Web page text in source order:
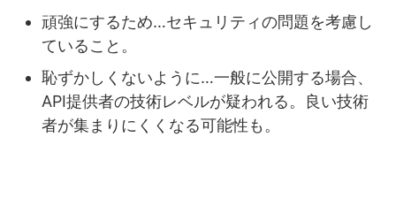
頑強にするため…セキュリティの問題を考慮し
ていること。
恥ずかしくないように…一般に公開する場合、
API提供者の技術レベルが疑われる。良い技術
者が集まりにくくなる可能性も。